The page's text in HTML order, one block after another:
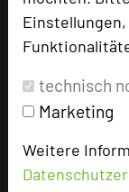
technisch
Marketing
Weitere
Bewertung